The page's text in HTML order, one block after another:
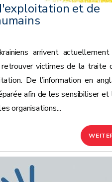
et de
arrivent
victimes de la traite
De l’information en
afin de les sensibiliser et
organisations...